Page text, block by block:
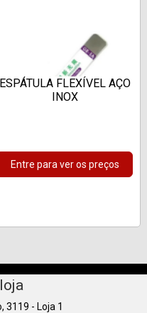
ESPÁTULA FLEXÍVEL AÇO
INOX
Entre para ver os preços
3119 - Loja 1